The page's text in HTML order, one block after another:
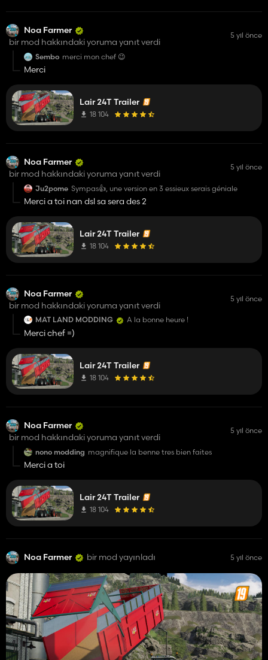
Noa Farmer
bir mod hakkındaki yoruma yanıt verdi
5 yıl önce
Sembo merci mon chef 😉
Merci
Lair 24T Trailer
18 104
Noa Farmer
bir mod hakkındaki yoruma yanıt verdi
5 yıl önce
Ju2pome Sympas👍, une version en 3 essieux serais géniale
Merci a toi nan dsl sa sera des 2
Lair 24T Trailer
18 104
Noa Farmer
bir mod hakkındaki yoruma yanıt verdi
5 yıl önce
MAT LAND MODDING A la bonne heure !
Merci chef =)
Lair 24T Trailer
18 104
Noa Farmer
bir mod hakkındaki yoruma yanıt verdi
5 yıl önce
nono modding magnifique la benne tres bien faites
Merci a toi
Lair 24T Trailer
18 104
Noa Farmer bir mod yayınladı 5 yıl önce